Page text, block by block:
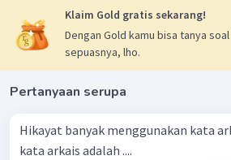
Klaim Gold gratis sekarang!
Dengan Gold kamu bisa tanya
sepuasnya, lho.
Pertanyaan serupa
Hikayat banyak menggunakan kata
kata arkais adalah ....